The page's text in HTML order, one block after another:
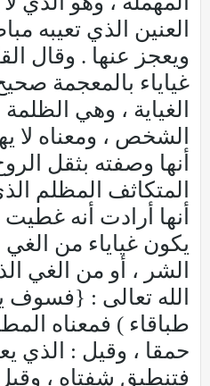
العنين الذي تعيبه
ويعجز عنها . وقال
غياياء بالمعجمة
الغياية ، وهي
الشخص ، ومعناه لا
أنها وصفته بثقل
المتكاثف المظلم
أنها أرادت أنه غطيت
يكون غياياء من
الشر ، أو من الغي
الله تعالى : {فسوف
طباقاء ) فمعناه
حمقا ، وقيل : الذي
فتنطبق شفتاه ،